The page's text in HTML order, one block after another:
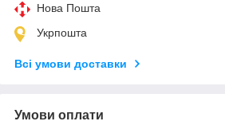
Нова Пошта
Укрпошта
Всі умови доставки
Умови оплати